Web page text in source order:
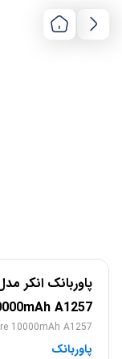
A1257
10000mAh A1257
پاوربانک